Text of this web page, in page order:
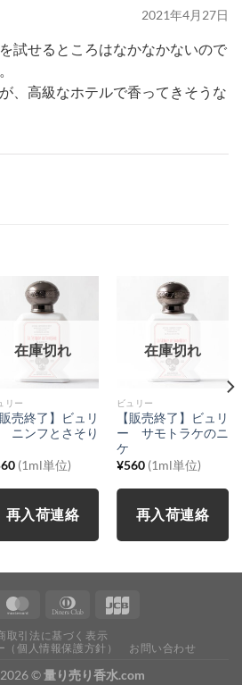
2021年4月27日
試せるところはなかなかないので
、高級なホテルで香ってきそうな
在庫切れ
リー
販売終了】ビュリ
ニンフとさそり
(1ml単位)
再入荷連絡
在庫切れ
ビュリー
【販売終了】ビュリ
ー サモトラケのニ
ケ
¥560 (1ml単位)
再入荷連絡
取引法に基づく表示
個人情報保護方針）
お問い合わせ
©量り売り香水.com